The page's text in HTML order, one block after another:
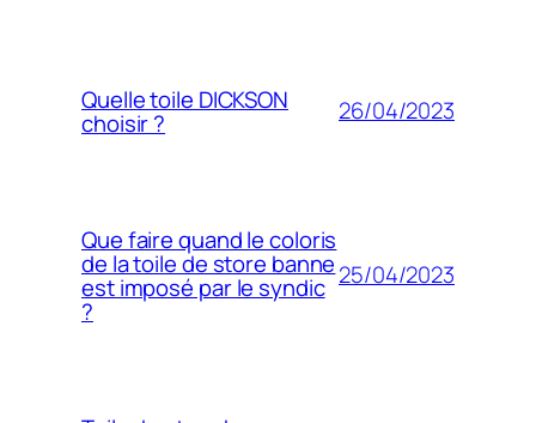
Quelle toile DICKSON
choisir ? 26/04/2023
Que faire quand le coloris
de la toile de store banne
est imposé par le syndic
?
25/04/2023